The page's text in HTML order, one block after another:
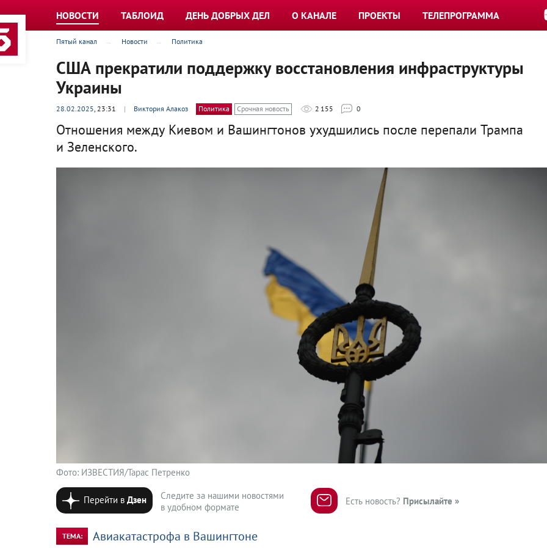
НОВОСТИ ТАБЛОИД ДЕНЬ ДОБРЫХ ДЕЛ О КАНАЛЕ ПРОЕКТЫ ТЕЛЕПРОГРАММА
Пятый канал Новости Политика
США прекратили поддержку восстановления инфраструктуры
Украины
28.02.2025, 23:31 | Виктория Алакоз Политика Срочная новость 2 155 0
Отношения между Киевом и Вашингтонов ухудшились после перепали Трампа
и Зеленского.
Фото: ИЗВЕСТИЯ/Тарас Петренко
Перейти вДзен
Следите за нашими новостями
в удобном формате
Есть новость? Присылайте »
ТЕМА: Авиакатастрофа в Вашингтоне